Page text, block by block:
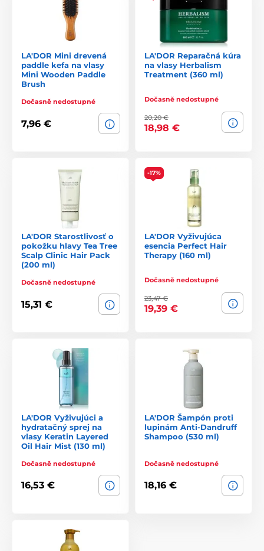
LA'DOR Mini drevená
paddle kefa na vlasy
Mini Wooden Paddle
Brush
Dočasně nedostupné
7,96 €
LA'DOR Reparačná kúra
na vlasy Herbalism
Treatment (360 ml)
Dočasně nedostupné
20,20 €
18,98 €
LA'DOR Starostlivosť o
pokožku hlavy Tea Tree
Scalp Clinic Hair Pack
(200 ml)
Dočasně nedostupné
15,31 €
-17%
LA'DOR Vyživujúca
esencia Perfect Hair
Therapy (160 ml)
Dočasně nedostupné
23,47 €
19,39 €
LA'DOR Vyživujúci a
hydratačný sprej na
vlasy Keratin Layered
Oil Hair Mist (130 ml)
Dočasně nedostupné
16,53 €
LA'DOR Šampón proti
lupinám Anti-Dandruff
Shampoo (530 ml)
Dočasně nedostupné
18,16 €